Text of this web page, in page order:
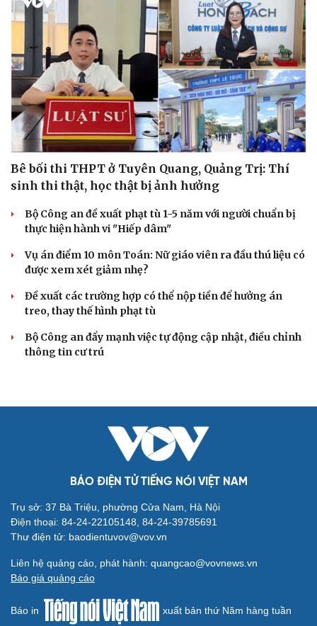
Bê bối thi THPT ở Tuyên Quang, Quảng Trị: Thí
sinh thi thật, học thật bị ảnh hưởng
Bộ Công an đề xuất phạt tù 1-5 năm với người chuẩn bị
thực hiện hành vi "Hiếp dâm"
Vụ án điểm 10 môn Toán: Nữ giáo viên ra đầu thú liệu có
được xem xét giảm nhẹ?
Đề xuất các trường hợp có thể nộp tiền để hưởng án
treo, thay thế hình phạt tù
Bộ Công an đẩy mạnh việc tự động cập nhật, điều chỉnh
thông tin cư trú
BÁO ĐIỆN TỬ TIẾNG NÓI VIỆT NAM
Trụ sở: 37 Bà Triệu, phường Cửa Nam, Hà Nội
Điện thoại: 84-24-22105148, 84-24-39785691
Thư điện tử: baodientuvov@vov.vn
Liên hệ quảng cáo, phát hành: quangcao@vovnews.vn
Báo giá quảng cáo
Báo in xuất bản thứ Năm hàng tuần